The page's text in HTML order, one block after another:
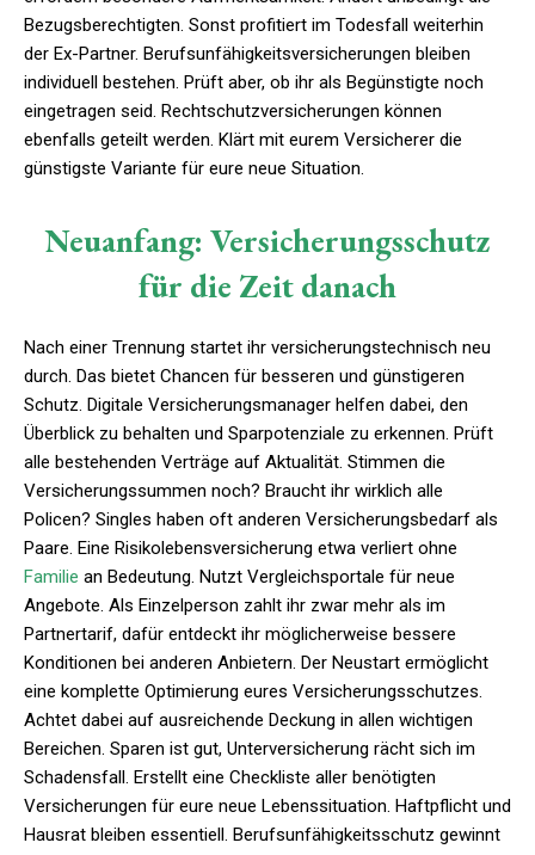
Bezugsberechtigten. Sonst profitiert im Todesfall weiterhin
der Ex-Partner. Berufsunfähigkeitsversicherungen bleiben
individuell bestehen. Prüft aber, ob ihr als Begünstigte noch
eingetragen seid. Rechtschutzversicherungen können
ebenfalls geteilt werden. Klärt mit eurem Versicherer die
günstigste Variante für eure neue Situation.
Neuanfang: Versicherungsschutz
für die Zeit danach
Nach einer Trennung startet ihr versicherungstechnisch neu
durch. Das bietet Chancen für besseren und günstigeren
Schutz. Digitale Versicherungsmanager helfen dabei, den
Überblick zu behalten und Sparpotenziale zu erkennen. Prüft
alle bestehenden Verträge auf Aktualität. Stimmen die
Versicherungssummen noch? Braucht ihr wirklich alle
Policen? Singles haben oft anderen Versicherungsbedarf als
Paare. Eine Risikolebensversicherung etwa verliert ohne
Familie an Bedeutung. Nutzt Vergleichsportale für neue
Angebote. Als Einzelperson zahlt ihr zwar mehr als im
Partnertarif, dafür entdeckt ihr möglicherweise bessere
Konditionen bei anderen Anbietern. Der Neustart ermöglicht
eine komplette Optimierung eures Versicherungsschutzes.
Achtet dabei auf ausreichende Deckung in allen wichtigen
Bereichen. Sparen ist gut, Unterversicherung rächt sich im
Schadensfall. Erstellt eine Checkliste aller benötigten
Versicherungen für eure neue Lebenssituation. Haftpflicht und
Hausrat bleiben essentiell. Berufsunfähigkeitsschutz gewinnt